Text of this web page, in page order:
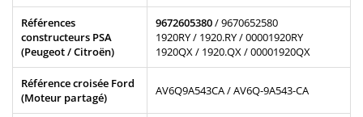
Références
constructeurs PSA
(Peugeot / Citroën)
9672605380/ 9670652580
1920RY / 1920.RY / 00001920RY
1920QX / 1920.QX / 00001920QX
Référence croisée Ford
(Moteur partagé)
AV6Q9A543CA / AV6Q-9A543-CA